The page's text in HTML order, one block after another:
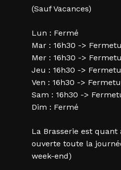
(Sauf Vacances)
Lun : Fermé
Mar : 16h30 ->
Mer : 16h30 ->
Jeu : 16h30 ->
Ven : 16h30 ->
Sam : 16h30 ->
Dim : Fermé
La Brasserie est quant
ouverte toute la
week-end)